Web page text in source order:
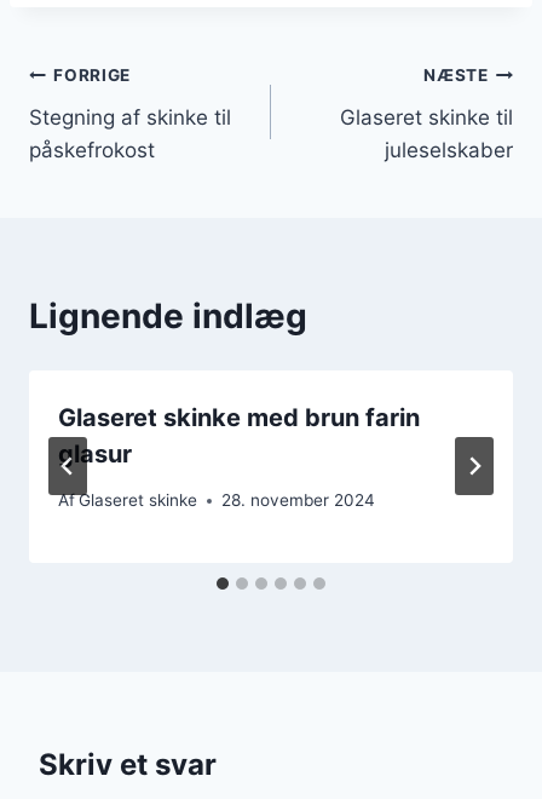
Indlægsnavigation
FORRIGE
Stegning af skinke til
påskefrokost
NÆSTE
Glaseret skinke til
juleselskaber
Lignende indlæg
Glaseret skinke med brun farin
glasur
AfGlaseret skinke 28. november 2024
Skriv et svar